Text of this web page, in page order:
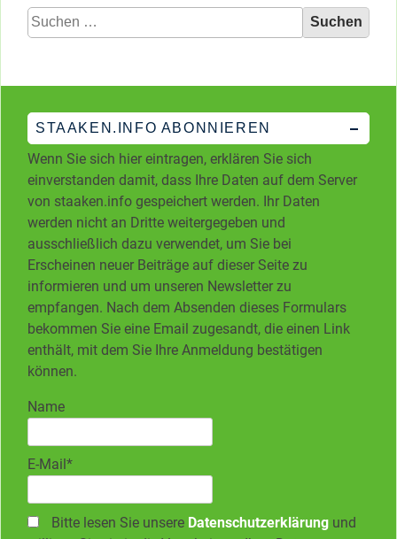
Suchen
nach:
STAAKEN.INFO ABONNIEREN
Wenn Sie sich hier eintragen, erklären Sie sich
einverstanden damit, dass Ihre Daten auf dem Server
von staaken.info gespeichert werden. Ihr Daten
werden nicht an Dritte weitergegeben und
ausschließlich dazu verwendet, um Sie bei
Erscheinen neuer Beiträge auf dieser Seite zu
informieren und um unseren Newsletter zu
empfangen. Nach dem Absenden dieses Formulars
bekommen Sie eine Email zugesandt, die einen Link
enthält, mit dem Sie Ihre Anmeldung bestätigen
können.
Name
E-Mail*
Bitte lesen Sie unsere Datenschutzerklärung und